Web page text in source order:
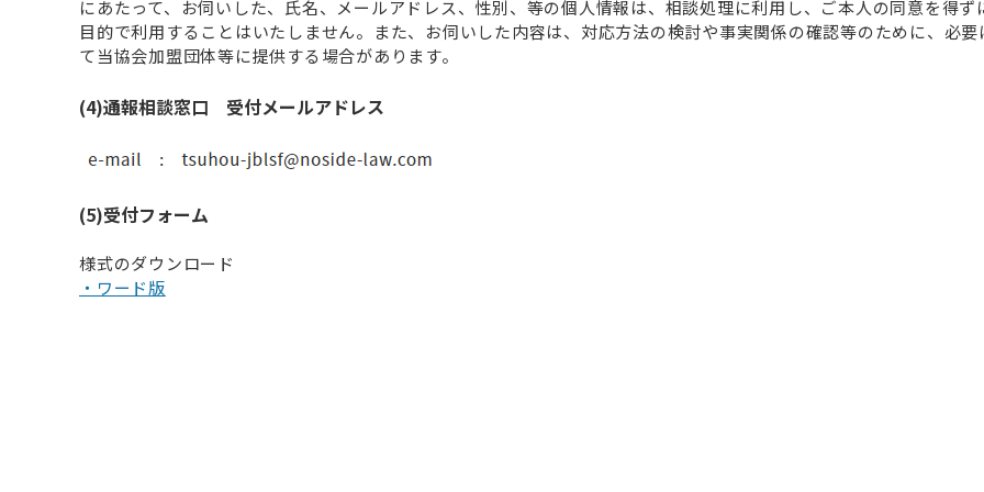
にあたって、お伺いした、氏名、メールアドレス、性別、等の個人情報は、相談処理に利用し、ご本人の同意を得ず
目的で利用することはいたしません。また、お伺いした内容は、対応方法の検討や事実関係の確認等のために、必要
て当協会加盟団体等に提供する場合があります。
(4)通報相談窓口 受付メールアドレス
(5)受付フォーム
様式のダウンロード
・ワード版